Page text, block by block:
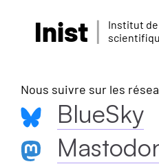
Inist
Institut
Nous suivre sur les
BlueSky